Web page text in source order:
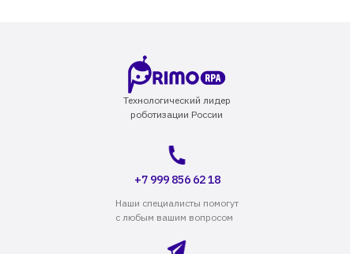
Технологический лидер
роботизации России
+7 999 856 62 18
Наши специалисты помогут
с любым вашим вопросом